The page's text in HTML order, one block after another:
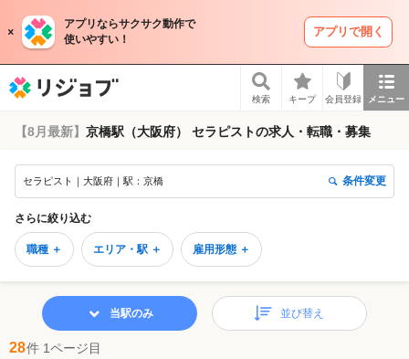
アプリならサクサク動作で
使いやすい！
アプリで開く
検索 キープ 会員登録 メニュー
【8月最新】 京橋駅（大阪府） セラピストの求人・転職・募集
セラピスト｜大阪府｜駅：京橋 条件変更
さらに絞り込む
職種 ＋ エリア・駅 ＋ 雇用形態 ＋
28件 1ページ目
当駅のみ 並び替え